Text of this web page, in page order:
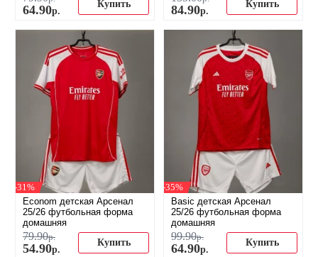
64.90р.
Купить 84.90р.
Купить
-31%
Econom детская Арсенал
25/26 футбольная форма
домашняя
79.90р.
54.90р.
Купить
-35%
Basic детская Арсенал
25/26 футбольная форма
домашняя
99.90р.
64.90р.
Купить